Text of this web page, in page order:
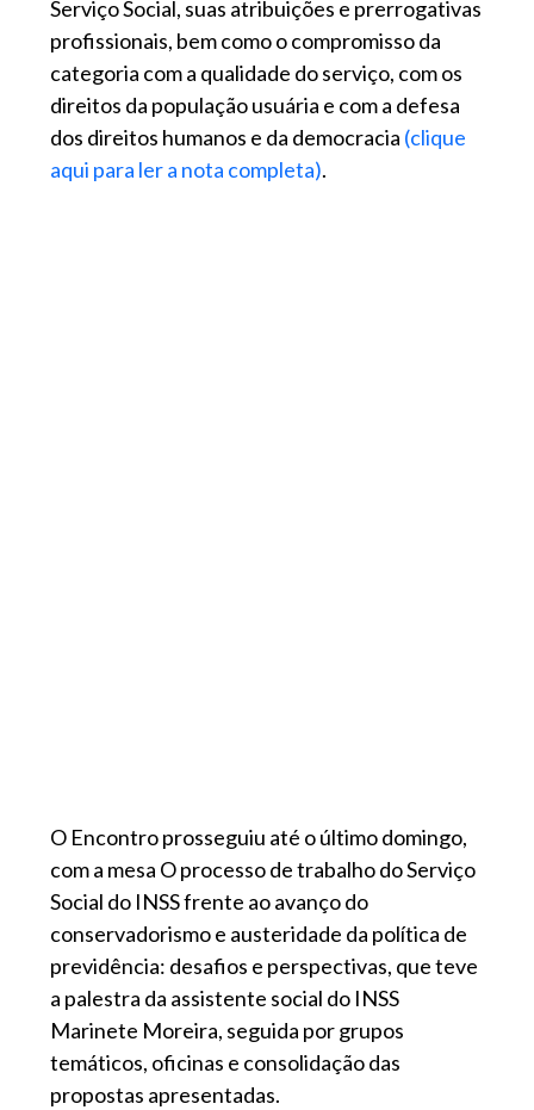
Serviço Social, suas atribuições e prerrogativas
profissionais, bem como o compromisso da
categoria com a qualidade do serviço, com os
direitos da população usuária e com a defesa
dos direitos humanos e da democracia (clique
aqui para ler a nota completa).
O Encontro prosseguiu até o último domingo,
com a mesa O processo de trabalho do Serviço
Social do INSS frente ao avanço do
conservadorismo e austeridade da política de
previdência: desafios e perspectivas, que teve
a palestra da assistente social do INSS
Marinete Moreira, seguida por grupos
temáticos, oficinas e consolidação das
propostas apresentadas.